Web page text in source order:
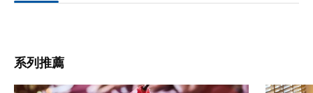
系列推薦